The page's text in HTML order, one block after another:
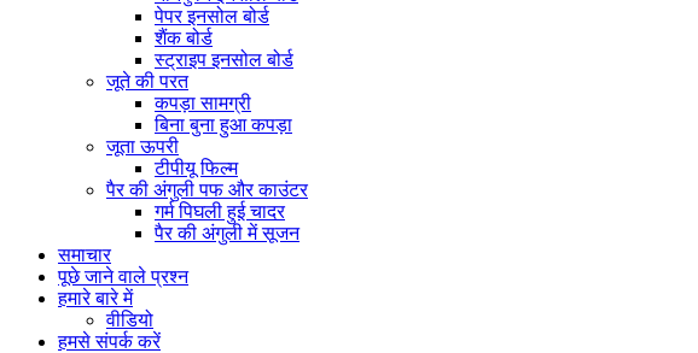
पेपर इनसोल बोर्ड
शैंक बोर्ड
स्ट्राइप इनसोल बोर्ड
जूते की परत
कपड़ा सामग्री
बिना बुना हुआ कपड़ा
जूता ऊपरी
टीपीयू फिल्म
पैर की अंगुली पफ और काउंटर
गर्म पिघली हुई चादर
पैर की अंगुली में सूजन
समाचार
पूछे जाने वाले प्रश्न
हमारे बारे में
वीडियो
हमसे संपर्क करें